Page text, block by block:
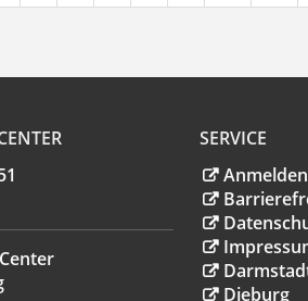
SERVICE
Anmelden
Dieburg